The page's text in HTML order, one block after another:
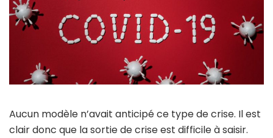
Aucun modèle n’avait anticipé ce type de crise. Il est
clair donc que la sortie de crise est difficile à saisir.